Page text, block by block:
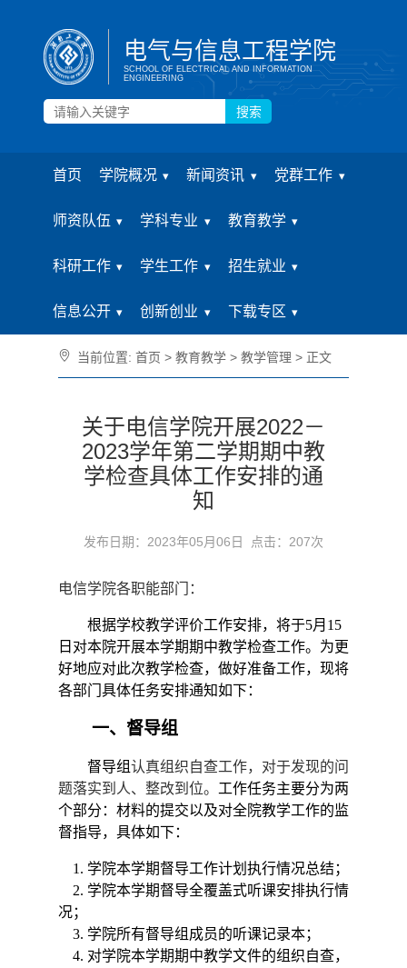
电气与信息工程学院
SCHOOL OF ELECTRICAL AND INFORMATION
ENGINEERING
搜索
首页 学院概况 新闻资讯 党群工作
师资队伍 学科专业 教育教学
科研工作 学生工作 招生就业
信息公开 创新创业 下载专区
当前位置: 首页 > 教育教学 > 教学管理 > 正文
关于电信学院开展2022－
2023学年第二学期期中教
学检查具体工作安排的通
知
发布日期：2023年05月06日 点击： 207次
电信学院各职能部门：
根据学校教学评价工作安排，将于5月 15
日对本院开展本学期期中教学检查工作。为更
好地应对此次教学检查，做好准备工作，现将
各部门具体任务安排通知如下：
一、督导组
督导组认真组织自查工作，对于发现的问
题落实到人、整改到位。 工作任务主要分为两
个部分：材料的提交以及对全院教学工作的监
督指导，具体如下：
1. 学院本学期督导工作计划 执行情况总结 ；
2. 学院本学期督导全覆盖式听课安排执行情
况；
3. 学院所有督导组成员的听课记录本；
4. 对学院本学期期中教学文件的组织自查，